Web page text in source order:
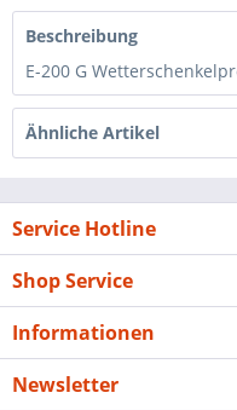
Beschreibung
E-200 G
Ähnliche Artikel
Service Hotline
Shop Service
Informationen
Newsletter